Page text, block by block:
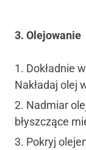
3. Olejowanie
Dokładnie
Nakładaj olej
Nadmiar
błyszczące
Pokryj